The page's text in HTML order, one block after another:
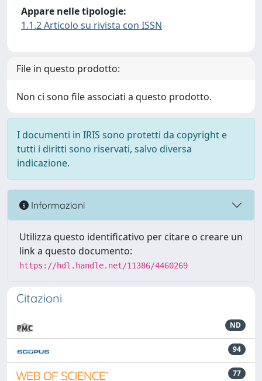
Appare nelle tipologie:
1.1.2 Articolo su rivista con ISSN
File in questo prodotto:
Non ci sono file associati a questo prodotto.
I documenti in IRIS sono protetti da copyright e
tutti i diritti sono riservati, salvo diversa
indicazione.
Informazioni
Utilizza questo identificativo per citare o creare un
link a questo documento:
https://hdl.handle.net/11386/4460269
Citazioni
ND
94
77